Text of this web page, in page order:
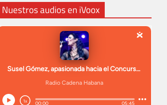
Nuestros audios en iVoox